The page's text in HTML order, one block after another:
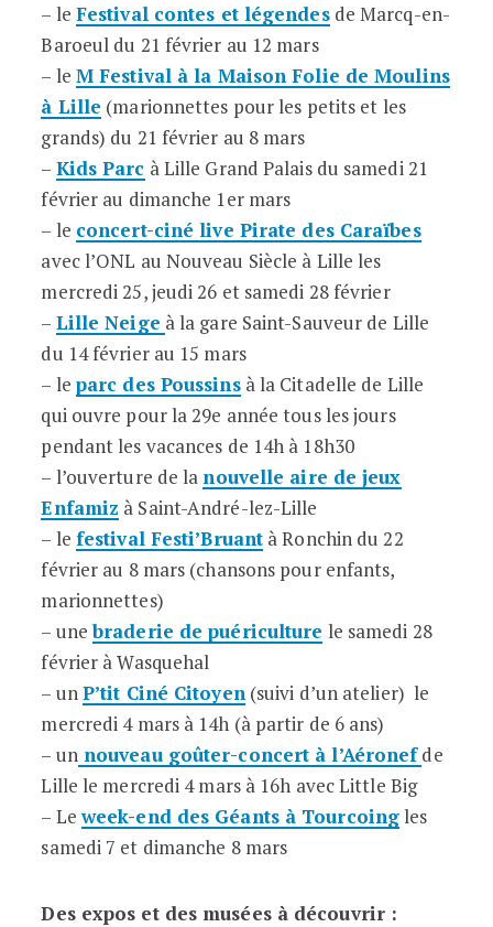
– le Festival contes et légendesde Marcq-en-
Baroeul du 21 février au 12 mars
– le M Festival à la Maison Folie de Moulins
à Lille (marionnettes pour les petits et les
grands) du 21 février au 8 mars
– Kids Parc à Lille Grand Palais du samedi 21
février au dimanche 1er mars
– le concert-ciné live Pirate des Caraïbes
avec l’ONL au Nouveau Siècle à Lille les
mercredi 25, jeudi 26 et samedi 28 février
– Lille Neige à la gare Saint-Sauveur de Lille
du 14 février au 15 mars
– le parc des Poussinsà la Citadelle de Lille
qui ouvre pour la 29e année tous les jours
pendant les vacances de 14h à 18h30
– l’ouverture de la nouvelle aire de jeux
Enfamiz à Saint-André-lez-Lille
– le festival Festi’Bruant à Ronchin du 22
février au 8 mars (chansons pour enfants,
marionnettes)
– unebraderie de puériculture le samedi 28
février à Wasquehal
– unP’tit Ciné Citoyen(suivi d’un atelier) le
mercredi 4 mars à 14h (à partir de 6 ans)
– unnouveau goûter-concert à l’Aéronef de
Lille le mercredi 4 mars à 16h avec Little Big
– Leweek-end des Géants à Tourcoing les
samedi 7 et dimanche 8 mars
Des expos et des musées à découvrir :